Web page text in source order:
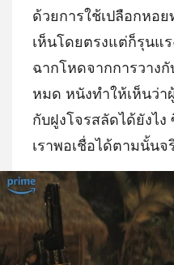
ด้วยการใช้เปลือกหอ
เห็นโดยตรงแต่ก็รุนแ
ฉากโหดจากการวาง
หมด หนังทำให้เห็นว่
กับฝูงโจรสลัดได้ยังไ
เราพอเชื่อได้ตามนั้นจ